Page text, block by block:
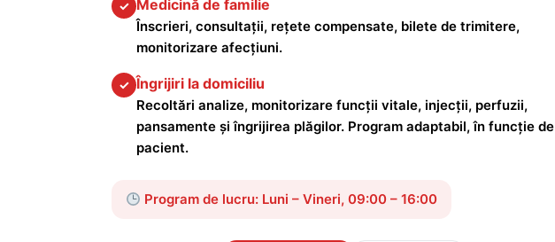
✓ Medicină de familie
Înscrieri, consultații, rețete compensate, bilete de trimitere,
monitorizare afecțiuni.
✓ Îngrijiri la domiciliu
Recoltări analize, monitorizare funcții vitale, injecții, perfuzii,
pansamente și îngrijirea plăgilor. Program adaptabil, în funcție de
pacient.
Program de lucru: Luni – Vineri, 09:00 – 16:00